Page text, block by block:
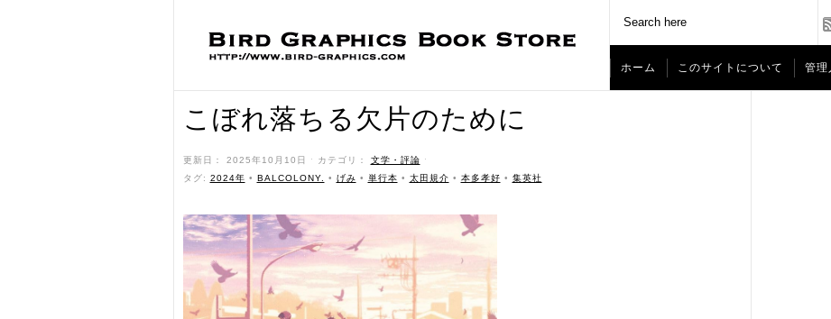
ホーム このサイトについて 管理
こぼれ落ちる欠片のために
更新日： 2025年10月10日 ˑ カテゴリ： 文学・評論 ˑ
タグ: 2024年 • BALCOLONY. • げみ • 単行本 • 太田規介 • 本多孝好 • 集英社